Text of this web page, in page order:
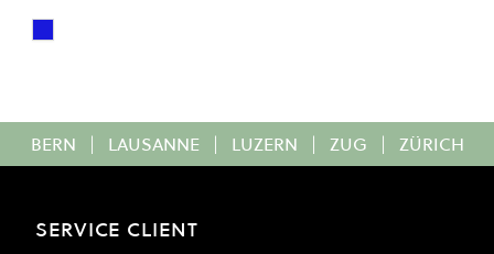
Colour
Blue Stone Washed
BERN | LAUSANNE | LUZERN | ZUG | ZÜRICH
SERVICE CLIENT